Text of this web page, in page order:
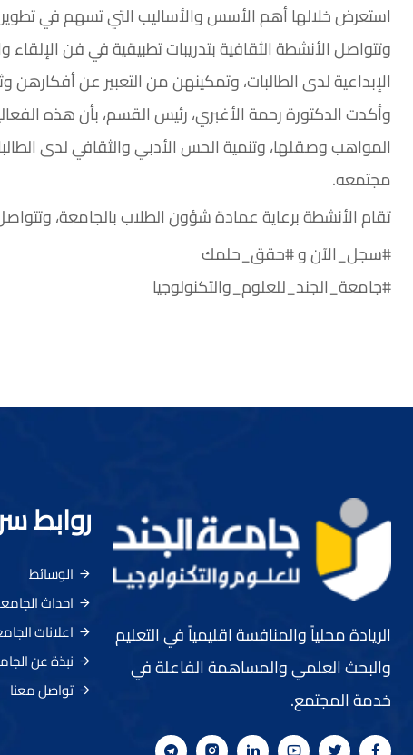
استعرض خلالها أهم الأسس والأساليب التي تسهم في تطوير
وتتواصل الأنشطة الثقافية بتدريبات تطبيقية في فن
الإبداعية لدى الطالبات، وتمكينهن من التعبير عن أفكارهن
وأكدت الدكتورة رحمة الأغبري، رئيس القسم، بأن هذه
المواهب وصقلها، وتنمية الحس الأدبي والثقافي لدى
مجتمعه.
تقام الأنشطة برعاية عمادة شؤون الطلاب بالجامعة،
#سجل_الآن و #حقق_حلمك
#جامعة_الجند_للعلوم_والتكنولوجيا
الريادة محلياً والمنافسة اقليمياً في التعليم
والبحث العلمي والمساهمة الفاعلة في
خدمة المجتمع.
روابط
الوسائط
احداث
اعلانات
نبذة عن
تواصل معنا